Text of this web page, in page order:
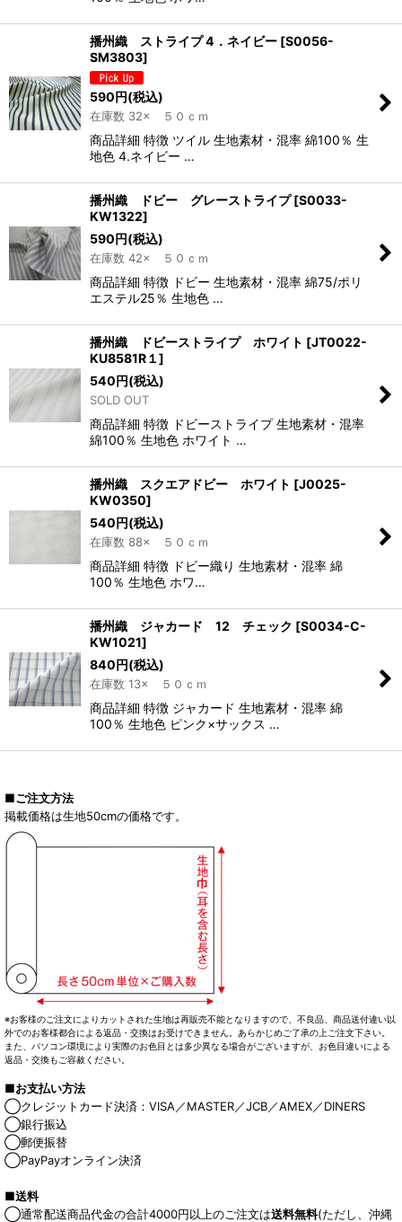
播州織 ストライプ 4．ネイビー [S0056-
SM3803]
590円(税込)
在庫数 32× ５０ｃｍ
商品詳細 特徴 ツイル 生地素材・混率 綿100％ 生
地色 4.ネイビー …
播州織 ドビー グレーストライプ [S0033-
KW1322]
590円(税込)
在庫数 42× ５０ｃｍ
商品詳細 特徴 ドビー 生地素材・混率 綿75/ポリ
エステル25％ 生地色 …
播州織 ドビーストライプ ホワイト [JT0022-
KU8581R１]
540円(税込)
SOLD OUT
商品詳細 特徴 ドビーストライプ 生地素材・混率
綿100％ 生地色 ホワイト …
播州織 スクエアドビー ホワイト [J0025-
KW0350]
540円(税込)
在庫数 88× ５０ｃｍ
商品詳細 特徴 ドビー織り 生地素材・混率 綿
100％ 生地色 ホワ…
播州織 ジャカード 12 チェック [S0034-C-
KW1021]
840円(税込)
在庫数 13× ５０ｃｍ
商品詳細 特徴 ジャカード 生地素材・混率 綿
100％ 生地色 ピンク×サックス …
■ご注文方法
掲載価格は生地50cmの価格です。
※お客様のご注文によりカットされた生地は再販売不能となりますので、不良品、商品送付違い以
外でのお客様都合による返品・交換はお受けできません。あらかじめご了承の上ご注文下さい。
また、パソコン環境により実際のお色目とは多少異なる場合がございますが、お色目違いによる
返品・交換もご容赦ください。
■お支払い方法
◯クレジットカード決済：VISA／MASTER／JCB／AMEX／DINERS
◯銀行振込
◯郵便振替
◯PayPayオンライン決済
■送料
◯通常配送商品代金の合計4000円以上のご注文は送料無料(ただし、沖縄